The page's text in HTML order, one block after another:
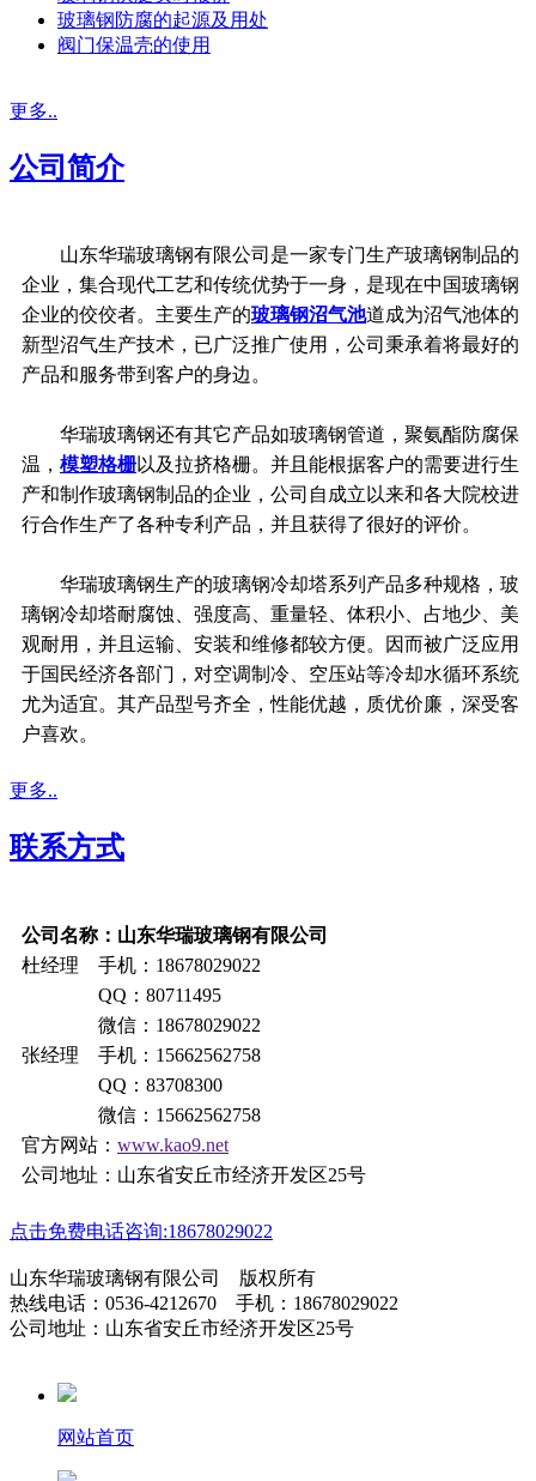
玻璃钢防腐的起源及用处
阀门保温壳的使用
更多..
公司简介
山东华瑞玻璃钢有限公司是一家专门生产玻璃钢制品的
企业，集合现代工艺和传统优势于一身，是现在中国玻璃钢
企业的佼佼者。主要生产的玻璃钢沼气池道成为沼气池体的
新型沼气生产技术，已广泛推广使用，公司秉承着将最好的
产品和服务带到客户的身边。
华瑞玻璃钢还有其它产品如玻璃钢管道，聚氨酯防腐保
温， 模塑格栅以及拉挤格栅。并且能根据客户的需要进行生
产和制作玻璃钢制品的企业，公司自成立以来和各大院校进
行合作生产了各种专利产品，并且获得了很好的评价。
华瑞玻璃钢生产的玻璃钢冷却塔系列产品多种规格，玻
璃钢冷却塔耐腐蚀、强度高、重量轻、体积小、占地少、美
观耐用，并且运输、安装和维修都较方便。因而被广泛应用
于国民经济各部门，对空调制冷、空压站等冷却水循环系统
尤为适宜。其产品型号齐全，性能优越，质优价廉，深受客
户喜欢。
更多..
联系方式
公司名称：山东华瑞玻璃钢有限公司
杜经理 手机：18678029022
QQ：80711495
微信：18678029022
张经理 手机：15662562758
QQ：83708300
微信：15662562758
官方网站： www.kao9.net
公司地址：山东省安丘市经济开发区25号
点击免费电话咨询:18678029022
山东华瑞玻璃钢有限公司 版权所有
热线电话：0536-4212670 手机：18678029022
公司地址：山东省安丘市经济开发区25号
网站首页